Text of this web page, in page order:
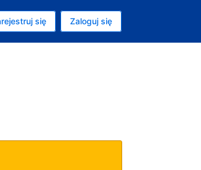
rezerwacji
się Zaloguj się